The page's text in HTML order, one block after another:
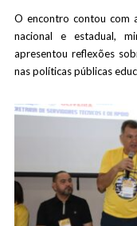
O encontro contou com
nacional e estadual,
apresentou reflexões
nas políticas públicas